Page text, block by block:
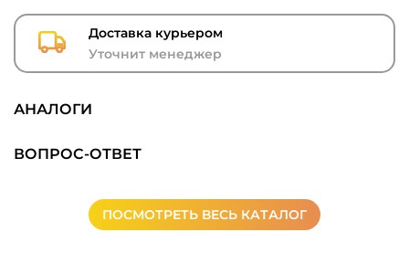
Доставка курьером
Уточнит менеджер
АНАЛОГИ
ВОПРОС-ОТВЕТ
ПОСМОТРЕТЬ ВЕСЬ КАТАЛОГ